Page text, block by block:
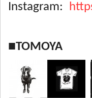
Instagram:
■TOMOYA